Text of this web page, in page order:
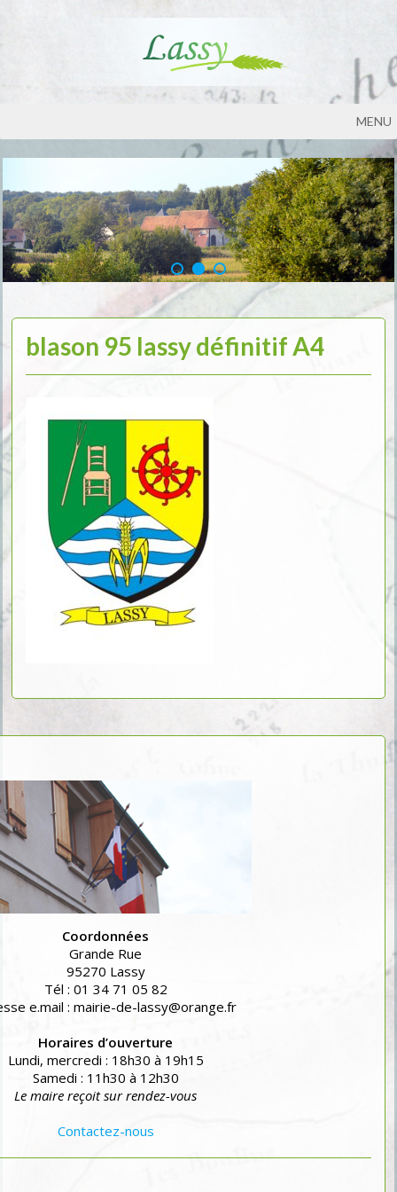
MENU
blason 95 lassy définitif A4
Coordonnées
Grande Rue
95270 Lassy
Tél : 01 34 71 05 82
e.mail : mairie-de-lassy@orange.fr
Horaires d’ouverture
Lundi, mercredi : 18h30 à 19h15
Samedi : 11h30 à 12h30
Le maire reçoit sur rendez-vous
Contactez-nous